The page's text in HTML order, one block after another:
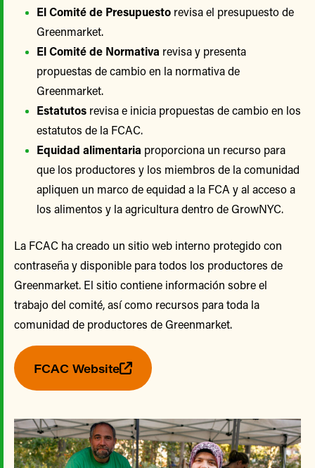
El Comité de Presupuesto revisa el presupuesto de
Greenmarket.
El Comité de Normativa revisa y presenta
propuestas de cambio en la normativa de
Greenmarket.
Estatutos revisa e inicia propuestas de cambio en los
estatutos de la FCAC.
Equidad alimentaria proporciona un recurso para
que los productores y los miembros de la comunidad
apliquen un marco de equidad a la FCA y al acceso a
los alimentos y la agricultura dentro de GrowNYC.
La FCAC ha creado un sitio web interno protegido con
contraseña y disponible para todos los productores de
Greenmarket. El sitio contiene información sobre el
trabajo del comité, así como recursos para toda la
comunidad de productores de Greenmarket.
FCAC Website